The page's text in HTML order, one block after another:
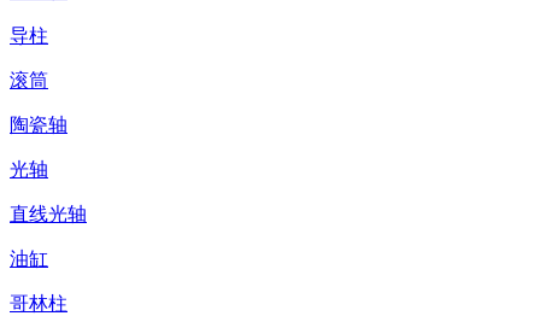
导柱
滚筒
陶瓷轴
光轴
直线光轴
油缸
哥林柱